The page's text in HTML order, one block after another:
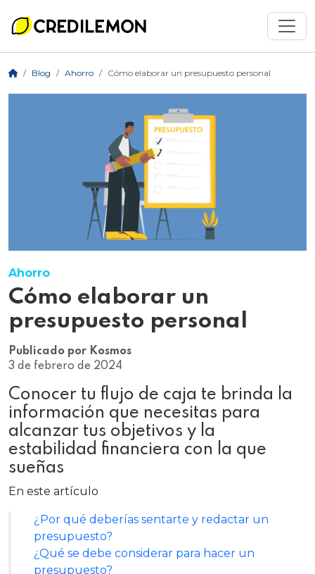
Blog Ahorro Cómo elaborar un presupuesto personal
Ahorro
Cómo elaborar un
presupuesto personal
Publicado por Kosmos
3 de febrero de 2024
Conocer tu flujo de caja te brinda la
información que necesitas para
alcanzar tus objetivos y la
estabilidad financiera con la que
sueñas
En este artículo
¿Por qué deberías sentarte y redactar un
presupuesto?
¿Qué se debe considerar para hacer un
presupuesto?